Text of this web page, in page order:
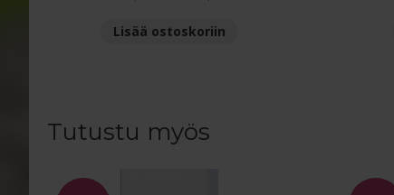
oli:
Lisää ostoskoriin
Tutustu myös